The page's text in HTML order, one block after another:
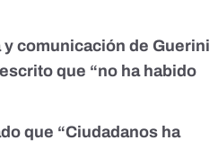
comunicación de Guerini
que “no ha habido
que “Ciudadanos ha